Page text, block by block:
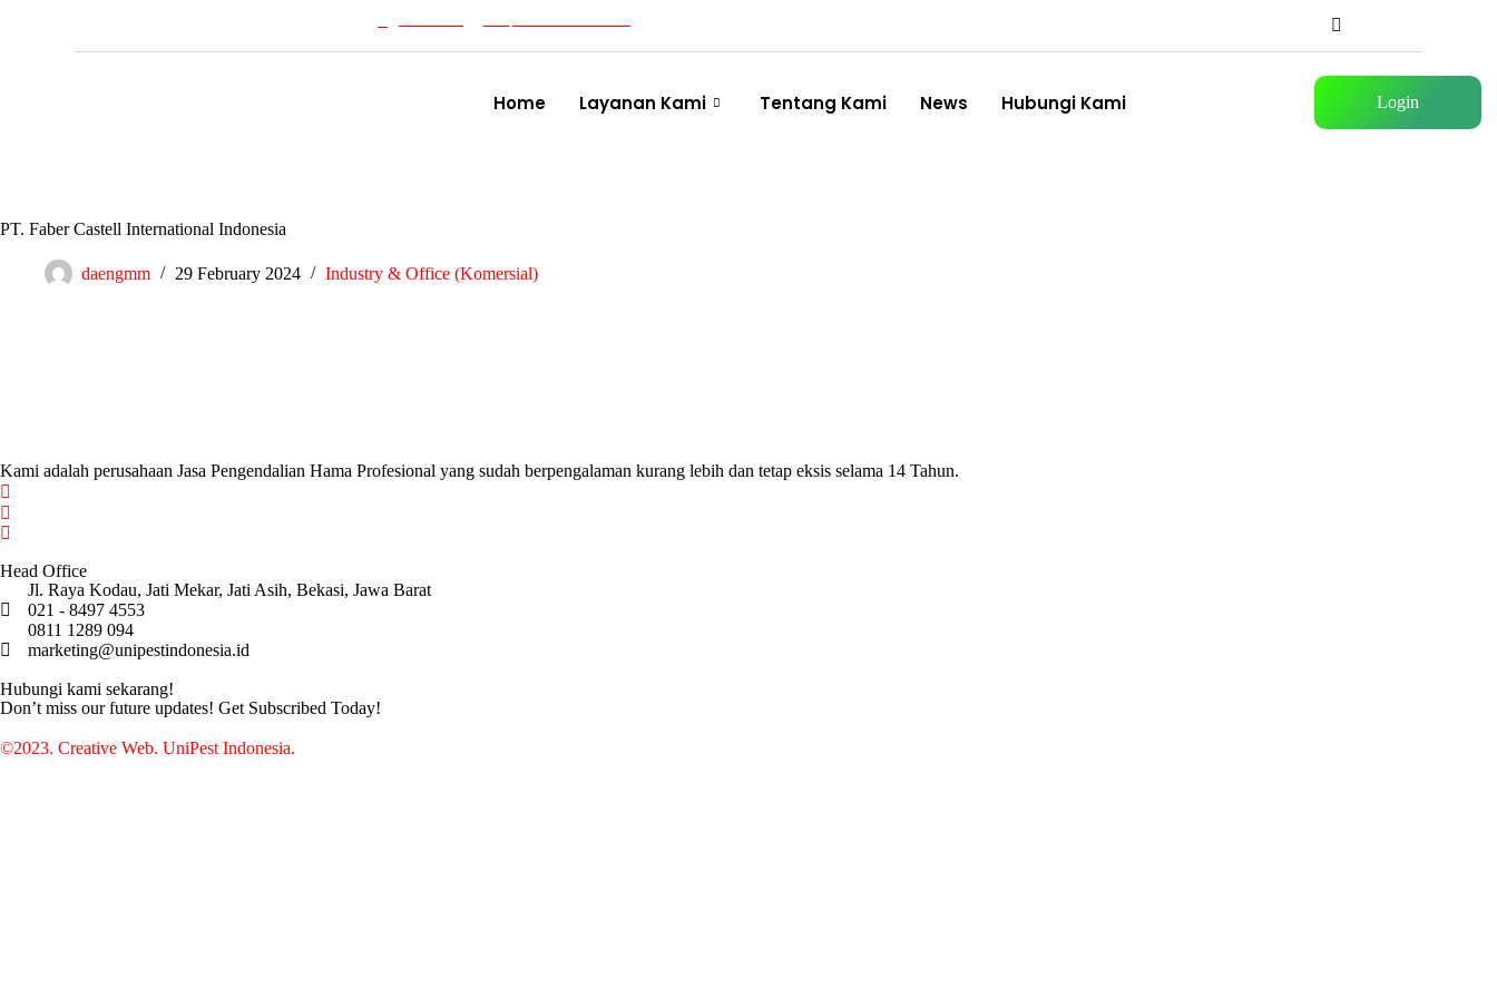
Home Layanan Kami Tentang Kami News Hubungi Kami Login
PT. Faber Castell International Indonesia
daengmm 29 February 2024 Industry & Office (Komersial)
Kami adalah perusahaan Jasa Pengendalian Hama Profesional yang sudah berpengalaman kurang lebih dan tetap eksis selama 14 Tahun.
Head Office
Jl. Raya Kodau, Jati Mekar, Jati Asih, Bekasi, Jawa Barat
021 - 8497 4553
0811 1289 094
marketing@unipestindonesia.id
Hubungi kami sekarang!
Don’t miss our future updates! Get Subscribed Today!
©2023. Creative Web. UniPest Indonesia.